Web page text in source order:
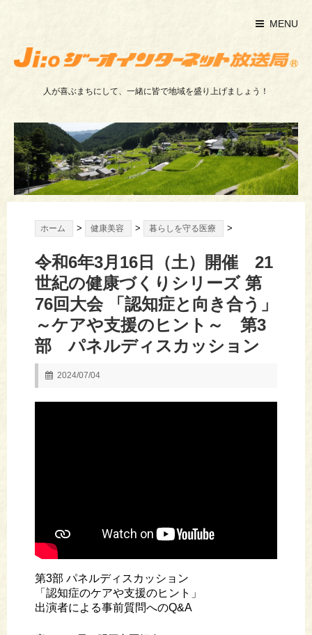
MENU
人が喜ぶまちにして、一緒に皆で地域を盛り上げましょう！
ホーム > 健康美容 > 暮らしを守る医療 >
令和6年3月16日（土）開催 21
世紀の健康づくりシリーズ 第
76回大会 「認知症と向き合う」
～ケアや支援のヒント～ 第3
部 パネルディスカッション
2024/07/04
第3部 パネルディスカッション
「認知症のケアや支援のヒント」
出演者による事前質問へのQ&A